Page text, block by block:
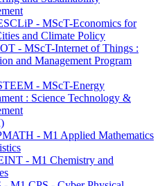
- MScT-Economics for
and Climate Policy
- MScT-Internet of Things :
and Management Program
- MScT-Energy
: Science Technology &
- M1 Applied Mathematics
- M1 Chemistry and